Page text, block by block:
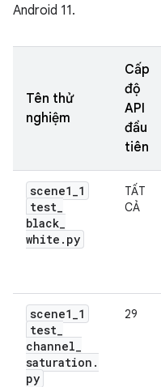
Android 11.
Tên thử
nghiệm
Cấp
độ
API
đầu
tiên
scene1_1
test_
black_
white . py
TẤT
CẢ
scene1_1
test_
channel_
saturation .
py
29